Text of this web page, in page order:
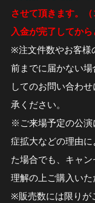
させて頂きます。
入金が完了してから
※注文件数やお客様
前までに届かない
してのお問い合わ
承ください。
※ご来場予定の公演
症拡大などの理由
た場合でも、キャ
理解の上ご購入いた
※販売数には限りが